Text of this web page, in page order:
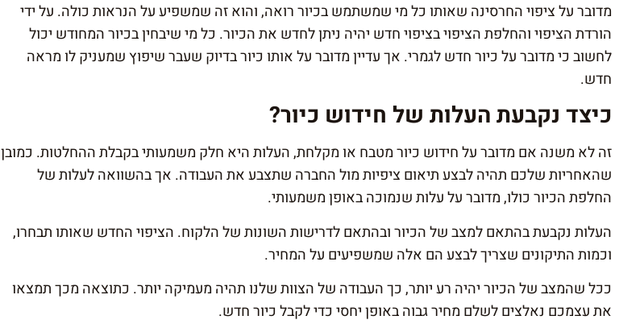
מדובר על ציפוי החרסינה שאותו כל מי שמשתמש בכיור רואה, והוא זה שמשפיע על הנראות כולה. על ידי
הורדת הציפוי והחלפת הציפוי בציפוי חדש יהיה ניתן לחדש את הכיור. כל מי שיבחין בכיור המחודש יכול
לחשוב כי מדובר על כיור חדש לגמרי. אך עדיין מדובר על אותו כיור בדיוק שעבר שיפוץ שמעניק לו מראה
חדש.
כיצד נקבעת העלות של חידוש כיור?
זה לא משנה אם מדובר על חידוש כיור מטבח או מקלחת, העלות היא חלק משמעותי בקבלת ההחלטות. כמובן
שהאחריות שלכם תהיה לבצע תיאום ציפיות מול החברה שתצבע את העבודה. אך בהשוואה לעלות של
החלפת הכיור כולו, מדובר על עלות שנמוכה באופן משמעותי.
העלות נקבעת בהתאם למצב של הכיור ובהתאם לדרישות השונות של הלקוח. הציפוי החדש שאותו תבחרו,
וכמות התיקונים שצריך לבצע הם אלה שמשפיעים על המחיר.
ככל שהמצב של הכיור יהיה רע יותר, כך העבודה של הצוות שלנו תהיה מעמיקה יותר. כתוצאה מכך תמצאו
את עצמכם נאלצים לשלם מחיר גבוה באופן יחסי כדי לקבל כיור חדש.